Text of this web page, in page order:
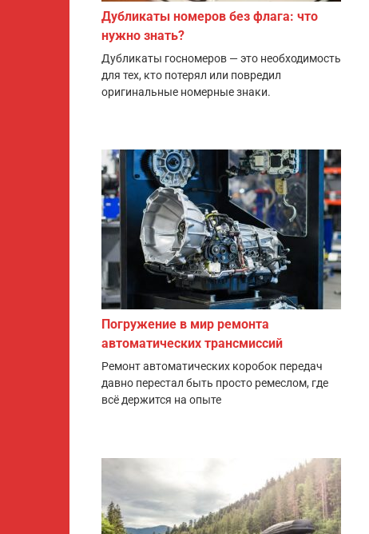
Дубликаты номеров без флага: что
нужно знать?
Дубликаты госномеров — это необходимость
для тех, кто потерял или повредил
оригинальные номерные знаки.
Погружение в мир ремонта
автоматических трансмиссий
Ремонт автоматических коробок передач
давно перестал быть просто ремеслом, где
всё держится на опыте